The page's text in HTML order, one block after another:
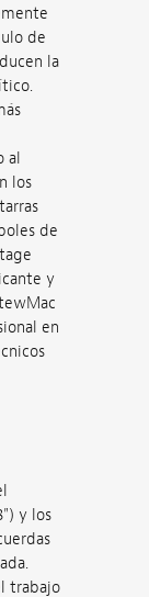
de
la
al
los
de
y
en
y los
trabajo